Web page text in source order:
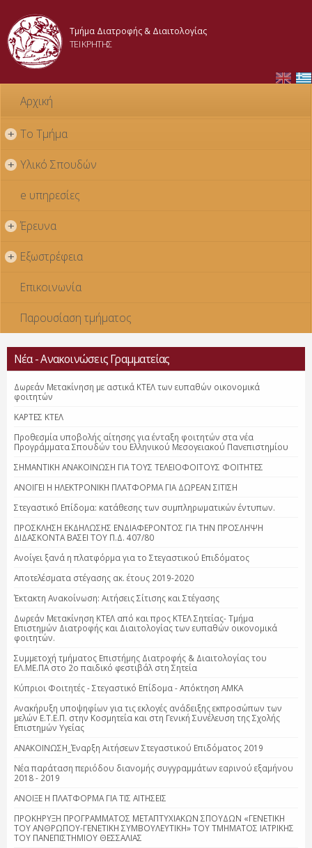
κυρίως
Τμήμα Διατροφής & Διαιτολογίας
ΤΕΙ ΚΡΗΤΗΣ
Αρχική
+ Το Τμήμα
+ Υλικό Σπουδών
e υπηρεσίες
+ Έρευνα
+ Εξωστρέφεια
Επικοινωνία
Παρουσίαση τμήματος
Νέα - Ανακοινώσεις Γραμματείας
Δωρεάν Μετακίνηση με αστικά ΚΤΕΛ των ευπαθών οικονομικά
φοιτητών
ΚΑΡΤΕΣ ΚΤΕΛ
Προθεσμία υποβολής αίτησης για ένταξη φοιτητών στα νέα
Προγράμματα Σπουδών του Ελληνικού Μεσογειακού Πανεπιστημίου
ΣΗΜΑΝΤΙΚΗ ΑΝΑΚΟΙΝΩΣΗ ΓΙΑ ΤΟΥΣ ΤΕΛΕΙΟΦΟΙΤΟΥΣ ΦΟΙΤΗΤΕΣ
ΑΝΟΙΓΕΙ Η ΗΛΕΚΤΡΟΝΙΚΗ ΠΛΑΤΦΟΡΜΑ ΓΙΑ ΔΩΡΕΑΝ ΣΙΤΙΣΗ
Στεγαστικό Επίδομα: κατάθεσης των συμπληρωματικών έντυπων.
ΠΡΟΣΚΛΗΣΗ ΕΚΔΗΛΩΣΗΣ ΕΝΔΙΑΦΕΡΟΝΤΟΣ ΓΙΑ ΤΗΝ ΠΡΟΣΛΗΨΗ
ΔΙΔΑΣΚΟΝΤΑ ΒΑΣΕΙ ΤΟΥ Π.Δ. 407/80
Ανοίγει ξανά η πλατφόρμα για το Στεγαστικού Επιδόματος
Αποτελέσματα στέγασης ακ. έτους 2019-2020
Έκτακτη Ανακοίνωση: Αιτήσεις Σίτισης και Στέγασης
Δωρεάν Μετακίνηση ΚΤΕΛ από και προς ΚΤΕΛ Σητείας- Τμήμα
Επιστημών Διατροφής και Διαιτολογίας των ευπαθών οικονομικά
φοιτητών.
Συμμετοχή τμήματος Επιστήμης Διατροφής & Διαιτολογίας του
ΕΛ.ΜΕ.ΠΑ στο 2ο παιδικό φεστιβάλ στη Σητεία
Κύπριοι Φοιτητές - Στεγαστικό Επίδομα - Απόκτηση ΑΜΚΑ
Ανακήρυξη υποψηφίων για τις εκλογές ανάδειξης εκπροσώπων των
μελών Ε.Τ.Ε.Π. στην Κοσμητεία και στη Γενική Συνέλευση της Σχολής
Επιστημών Υγείας
ΑΝΑΚΟΙΝΩΣΗ_Έναρξη Αιτήσεων Στεγαστικού Επιδόματος 2019
Νέα παράταση περιόδου διανομής συγγραμμάτων εαρινού εξαμήνου
2018 - 2019
ΑΝΟΙΞΕ Η ΠΛΑΤΦΟΡΜΑ ΓΙΑ ΤΙΣ ΑΙΤΗΣΕΙΣ
ΠΡΟΚΗΡΥΞΗ ΠΡΟΓΡΑΜΜΑΤΟΣ ΜΕΤΑΠΤΥΧΙΑΚΩΝ ΣΠΟΥΔΩΝ «ΓΕΝΕΤΙΚΗ
ΤΟΥ ΑΝΘΡΩΠΟΥ-ΓΕΝΕΤΙΚΗ ΣΥΜΒΟΥΛΕΥΤΙΚΗ» ΤΟΥ ΤΜΗΜΑΤΟΣ ΙΑΤΡΙΚΗΣ
ΤΟΥ ΠΑΝΕΠΙΣΤΗΜΙΟΥ ΘΕΣΣΑΛΙΑΣ